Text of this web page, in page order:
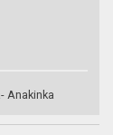
Anakinka